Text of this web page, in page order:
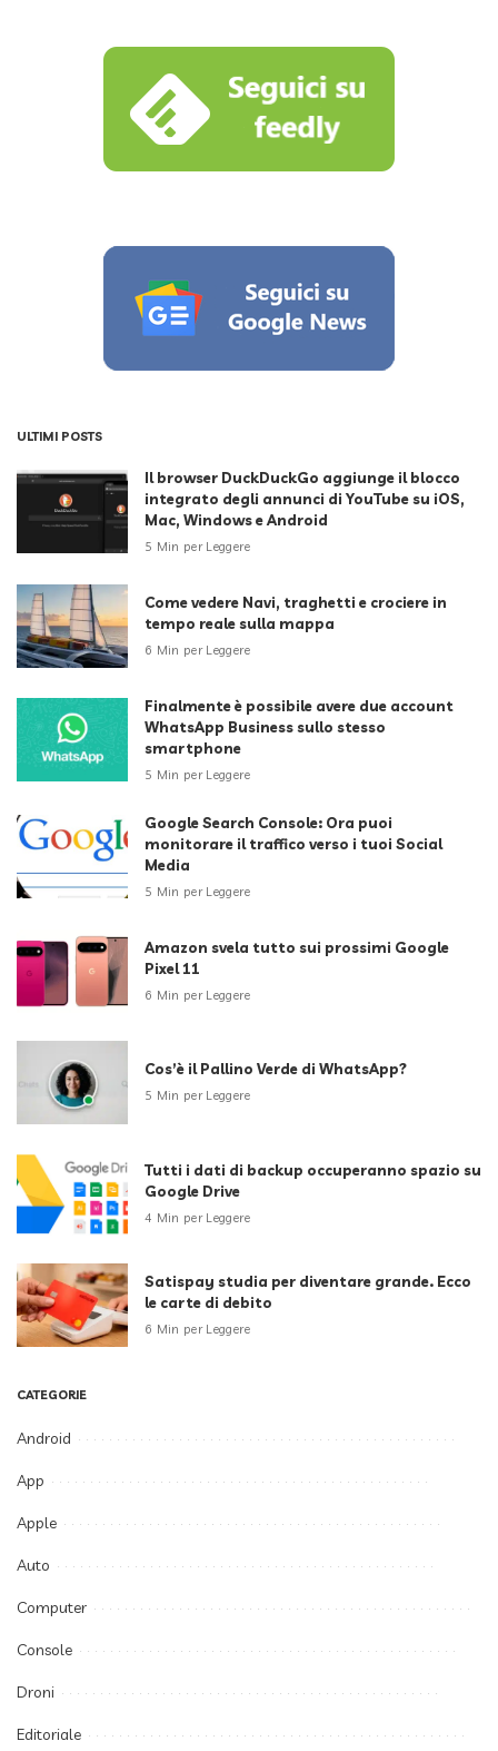
ULTIMI POSTS
Il browser DuckDuckGo aggiunge il blocco
integrato degli annunci di YouTube su iOS,
Mac, Windows e Android
5 Min per Leggere
Come vedere Navi, traghetti e crociere in
tempo reale sulla mappa
6 Min per Leggere
Finalmente è possibile avere due account
WhatsApp Business sullo stesso
smartphone
5 Min per Leggere
Google Search Console: Ora puoi
monitorare il traffico verso i tuoi Social
Media
5 Min per Leggere
Amazon svela tutto sui prossimi Google
Pixel 11
6 Min per Leggere
Cos’è il Pallino Verde di WhatsApp?
5 Min per Leggere
Tutti i dati di backup occuperanno spazio su
Google Drive
4 Min per Leggere
Satispay studia per diventare grande. Ecco
le carte di debito
6 Min per Leggere
CATEGORIE
Android
App
Apple
Auto
Computer
Console
Droni
Editoriale